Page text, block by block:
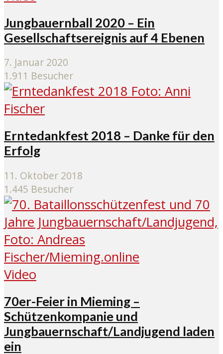
Jungbauernball 2020 – Ein
Gesellschaftsereignis auf 4 Ebenen
7. Januar 2020
1.911 Besucher
Erntedankfest 2018 – Danke für den
Erfolg
11. Oktober 2018
1.445 Besucher
Video
70er-Feier in Mieming –
Schützenkompanie und
Jungbauernschaft/Landjugend laden
ein